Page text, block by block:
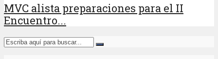
MVC alista preparaciones para el II
Encuentro...